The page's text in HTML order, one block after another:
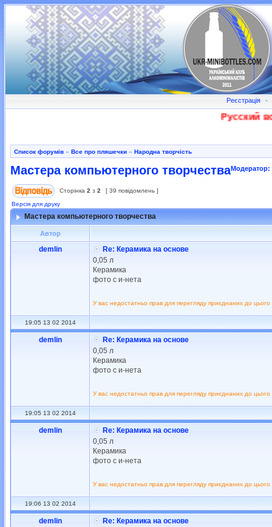
Реєстрація •
Русский
Список форумів » Все про пляшечки » Народна творчість
Мастера компьютерного творчестваМодератор:
Сторінка 2 з 2
[ 39 повідомлень ]
Версія для друку
Мастера компьютерного творчества
Автор
demlin
Re: Керамика на основе
0,05 л
Керамика
фото с и-нета
У вас недостатньо прав для перегляду приєднаних до цього
19:05 13 02 2014
demlin
Re: Керамика на основе
0,05 л
Керамика
фото с и-нета
У вас недостатньо прав для перегляду приєднаних до цього
19:05 13 02 2014
demlin
Re: Керамика на основе
0,05 л
Керамика
фото с и-нета
У вас недостатньо прав для перегляду приєднаних до цього
19:06 13 02 2014
demlin
Re: Керамика на основе